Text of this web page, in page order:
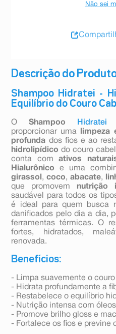
Descrição do
Shampoo Hidratei -
Equilíbrio do Couro
OShampoo Hidratei
proporcionar uma
limpeza
profunda dos fios e ao
hidrolipídico do couro
conta comativos
Hialurônico e uma
girassol ,coco,abacate,
que promovem nutrição
saudável para todos os
é ideal para quem busca
danificados pelo dia a dia,
ferramentas térmicas. O
fortes, hidratados,
renovada.
Benefícios:
- Limpa suavemente o
- Hidrata profundamente a
- Restabelece o equilíbrio
- Nutrição intensa com
- Promove brilho gloss e
- Fortalece os fios e previne
Não sei